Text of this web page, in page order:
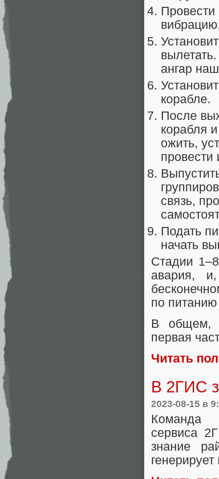
ангар
корабле.
После
корабля
ожить,
провести
связь,
Подать
начать
Стадии
авария,
по питанию
В общем,
первая
Читать
В 2ГИС
2023-08-15 в
Команда
сервиса
знание